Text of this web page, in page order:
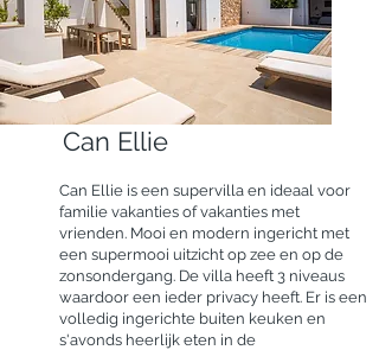
Can Ellie
Can Ellie is een supervilla en ideaal voor
familie vakanties of vakanties met
vrienden. Mooi en modern ingericht met
een supermooi uitzicht op zee en op de
zonsondergang. De villa heeft 3 niveaus
waardoor een ieder privacy heeft. Er is een
volledig ingerichte buiten keuken en
s'avonds heerlijk eten in de